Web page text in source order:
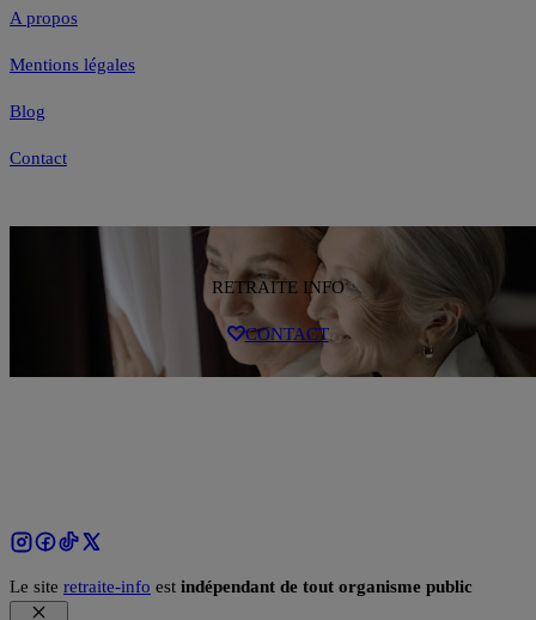
A propos
Mentions légales
Blog
Contact
RETRAITE INFO
CONTACT
Le site retraite-info est indépendant de tout organisme public